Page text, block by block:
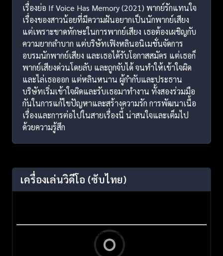
เรื่องย่อ If Voice Has Memory (2021) พากย์รักแทนใจ
เรื่องของสาวน้อยที่มีความฝันอยากเป็นนักพากย์เสียง
แต่เพราะขาดทักษะในการพากย์เสียง เธอต้องเผชิญกับ
ความยากลำบาก แต่บริษัทเฟิงหลินอนิเมชั่นจัดการ
อบรมนักพากย์เสียง และเธอได้รับโอกาสสมัคร แต่เธอก็
พากย์เสียงด่วนโดยลับ และถูกจับได้ จนทำให้เข้าใจผิด
และไล่เธอออก แต่หลินหนาน ผู้กำกับและประธาน
บริษัทเริ่มเข้าใจผิดและรับเธอมาทำงาน ทั้งสองร่วมมือ
กันในการแก้ไขปัญหาและสร้างความรัก การพัฒนาเนื้อ
เรื่องและการต่อไปในสายเรื่องนี้ น่าสนใจและเต็มไป
ด้วยความรู้สึก
เครื่องเล่นวิดีโอ (ซับไทย)